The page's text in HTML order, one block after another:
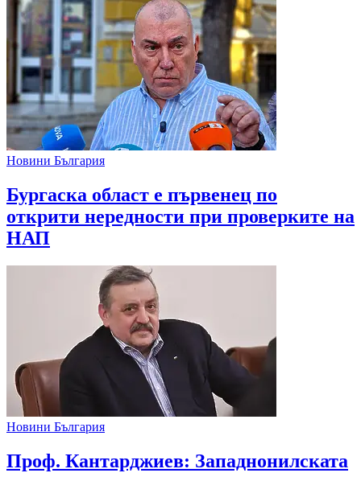
Новини България
Бургаска област е първенец по
открити нередности при проверките на
НАП
Новини България
Проф. Кантарджиев: Западнонилската